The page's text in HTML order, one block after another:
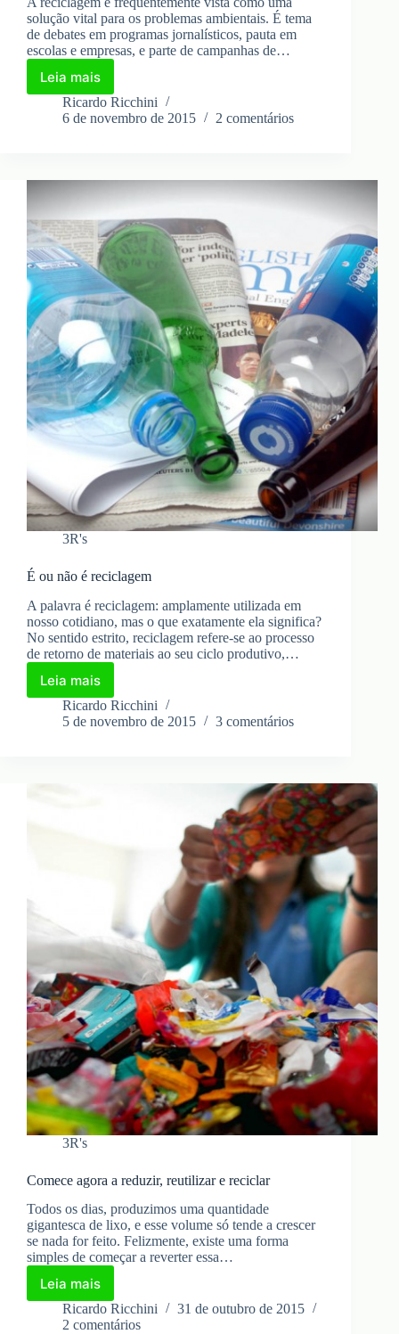
solução vital para os problemas ambientais. É tema
de debates em programas jornalísticos, pauta em
escolas e empresas, e parte de campanhas de…
Leia maisReciclagem
–
Quando
Ricardo Ricchini
6 de novembro de 2015
2 comentários
3R's
É ou não é reciclagem
A palavra é reciclagem: amplamente utilizada em
nosso cotidiano, mas o que exatamente ela significa?
No sentido estrito, reciclagem refere-se ao processo
de retorno de materiais ao seu ciclo produtivo,…
Leia mais
É
ou
não
Ricardo Ricchini
5 de novembro de 2015
3 comentários
3R's
Comece agora a reduzir, reutilizar e reciclar
Todos os dias, produzimos uma quantidade
gigantesca de lixo, e esse volume só tende a crescer
se nada for feito. Felizmente, existe uma forma
simples de começar a reverter essa…
Leia mais
Comece
agora
a
Ricardo Ricchini
31 de outubro de 2015
2 comentários